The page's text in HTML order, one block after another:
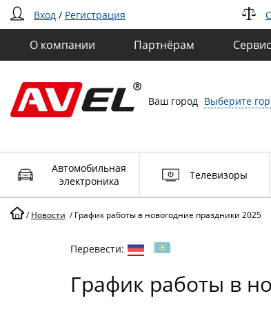
Вход / Регистрация
О компании Партнёрам
Ваш город Выберите
Автомобильная
электроника
Телевизоры
/Новости /График работы в новогодние праздники 2025
Перевести:
График работы в